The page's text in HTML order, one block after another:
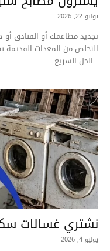
يوليو 22, 2026
تجديد مطاعمك أو الفنادق أو
التخلص من المعدات القديمة
الحل السريع...
نشتري غسالات سكراب |
يوليو 4, 2026